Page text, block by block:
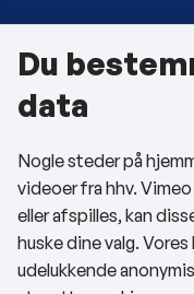
Om
Kontakt os
Telefon- og
Privatlivspolitik
Du
data
Nogle steder på
videoer fra hhv.
eller afspilles, kan
huske dine valg.
udelukkende